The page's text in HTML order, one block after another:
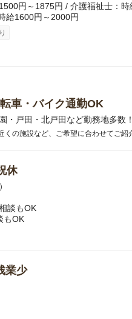
円～1875円 / 介護福祉士：
給1600円～2000円
車・バイク通勤OK
・戸田・北戸田など勤務地多数！
の施設など、ご希望に合わせてご紹
休
談もOK
もOK
業少